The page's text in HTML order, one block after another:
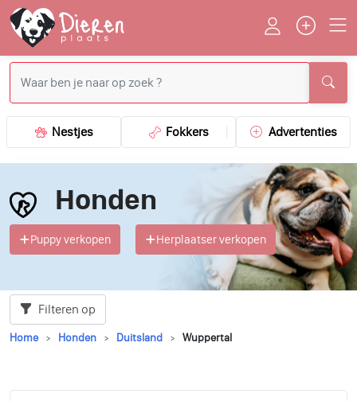
Nestjes Fokkers Advertenties
Honden
Puppy verkopen Herplaatser verkopen
Filteren op
Home Honden Duitsland Wuppertal